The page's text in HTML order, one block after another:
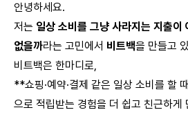
안녕하세요.
저는 일상 소비를 그냥 사라지는 지출이
없을까라는 고민에서 비트백을 만들고
비트백은 한마디로,
**쇼핑·예약·결제 같은 일상 소비를 할
으로 적립받는 경험을 더 쉽고 친근하게